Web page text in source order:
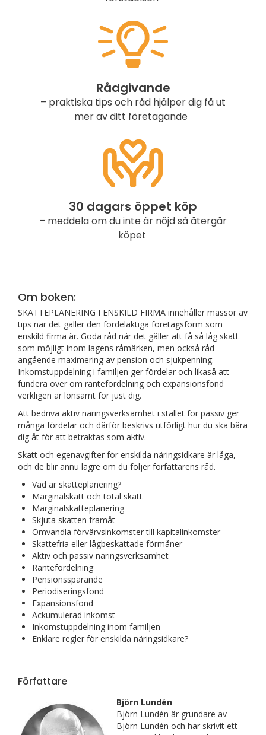
Rådgivande
– praktiska tips och råd hjälper dig få ut
mer av ditt företagande
30 dagars öppet köp
– meddela om du inte är nöjd så återgår
köpet
Om boken:
SKATTEPLANERING I ENSKILD FIRMA innehåller massor av
tips när det gäller den fördelaktiga företagsform som
enskild firma är. Goda råd när det gäller att få så låg skatt
som möjligt inom lagens råmärken, men också råd
angående maximering av pension och sjukpenning.
Inkomstuppdelning i familjen ger fördelar och likaså att
fundera över om räntefördelning och expansionsfond
verkligen är lönsamt för just dig.
Att bedriva aktiv näringsverksamhet i stället för passiv ger
många fördelar och därför beskrivs utförligt hur du ska bära
dig åt för att betraktas som aktiv.
Skatt och egenavgifter för enskilda näringsidkare är låga,
och de blir ännu lägre om du följer författarens råd.
Vad är skatteplanering?
Marginalskatt och total skatt
Marginalskatteplanering
Skjuta skatten framåt
Omvandla förvärvsinkomster till kapitalinkomster
Skattefria eller lågbeskattade förmåner
Aktiv och passiv näringsverksamhet
Räntefördelning
Pensionssparande
Periodiseringsfond
Expansionsfond
Ackumulerad inkomst
Inkomstuppdelning inom familjen
Enklare regler för enskilda näringsidkare?
Författare
Björn Lundén
Björn Lundén är grundare av
Björn Lundén och har skrivit ett